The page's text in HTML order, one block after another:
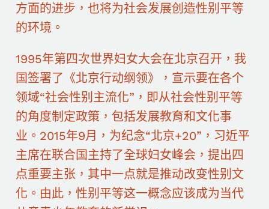
方面的进步，也将为社会发展创造性别平等
的环境。
1995年第四次世界妇女大会在北京召开，我
国签署了《北京行动纲领》，宣示要在各个
领域“社会性别主流化”，即从社会性别平等
的角度制定政策，包括发展教育和文化事
业。2015年9月，为纪念“北京+20”，习近平
主席在联合国主持了全球妇女峰会，提出四
点重要主张，其中一点就是推动改变性别文
化。由此，性别平等这一概念应该成为当代